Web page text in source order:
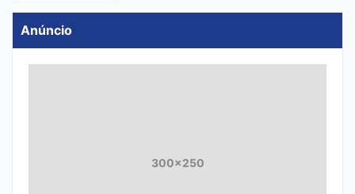
Anúncio
300x250